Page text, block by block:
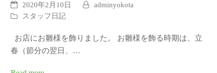
2020年2月10日
adminyokota
スタッフ日記
お店にお雛様を飾りました。 お雛様を飾る時期は、立
春（節分の翌日、…